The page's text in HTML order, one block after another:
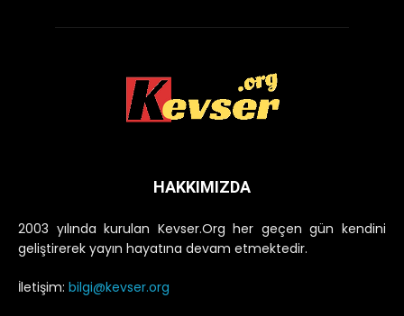
HAKKIMIZDA
2003 yılında kurulan Kevser.Org her geçen gün kendini
geliştirerek yayın hayatına devam etmektedir.
İletişim: bilgi@kevser.org